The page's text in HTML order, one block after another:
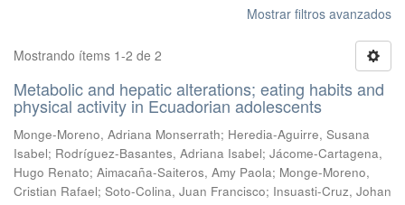
Mostrar filtros avanzados
Mostrando ítems 1-2 de 2
Metabolic and hepatic alterations; eating habits and
physical activity in Ecuadorian adolescents
Monge-Moreno, Adriana Monserrath; Heredia-Aguirre, Susana
Isabel; Rodríguez-Basantes, Adriana Isabel; Jácome-Cartagena,
Hugo Renato; Aimacaña-Saiteros, Amy Paola; Monge-Moreno,
Cristian Rafael; Soto-Colina, Juan Francisco; Insuasti-Cruz, Johan